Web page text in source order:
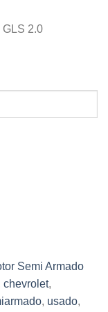
GLS 2.0
Semi Armado
chevrolet,
, usado,